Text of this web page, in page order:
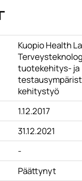
Kuopio Health
tuotekehitys- ja
kehitystyö
1.12.2017
31.12.2021
-
Päättynyt